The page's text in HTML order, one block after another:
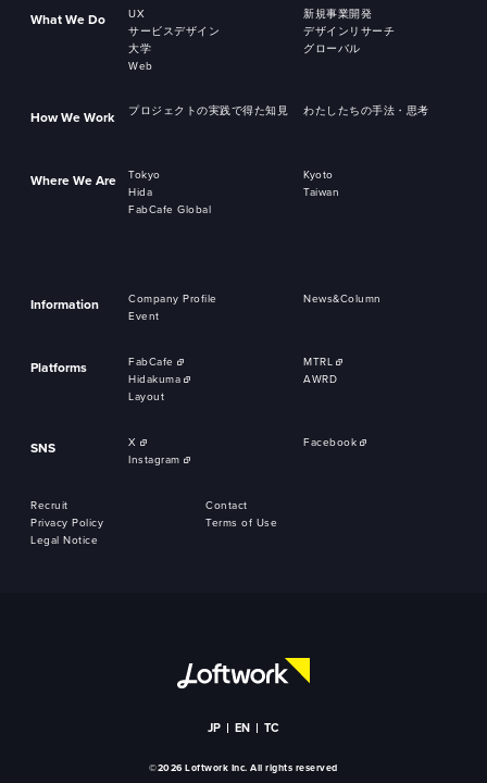
What We Do UX
新規事業開発
サービスデザイン
デザインリサーチ
大学
グローバル
Web
How We Work プロジェクトの実践で得た知見 わたしたちの手法・思考
Where We Are Tokyo
Kyoto
Hida
Taiwan
FabCafe Global
Information Company Profile
News&Column
Event
Platforms FabCafe
MTRL
Hidakuma
AWRD
Layout
SNS X
Facebook
Instagram
Recruit
Contact
Privacy Policy
Terms of Use
Legal Notice
JP EN TC
©2026 Loftwork Inc. All rights reserved